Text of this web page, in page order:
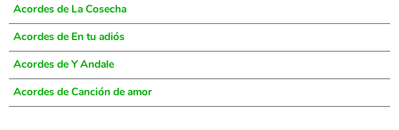
Acordes de La Cosecha
Acordes de En tu adiós
Acordes de Y Andale
Acordes de Canción de amor